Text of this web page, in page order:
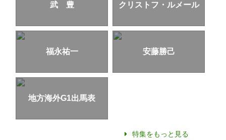
武 豊 クリストフ・ルメール
福永祐一 安藤勝己
地方海外G1出馬表
特集をもっと見る